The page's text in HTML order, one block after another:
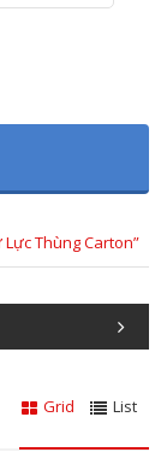
Thùng Carton”
Grid List